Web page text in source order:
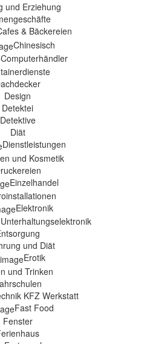
und Erziehung
& Bäckereien
Chinesisch
Computerhändler
Design
Detektei
Detektive
Diät
Dienstleistungen
und Kosmetik
Einzelhandel
Elektronik
und Diät
Erotik
und Trinken
KFZ Werkstatt
Fast Food
Fenster